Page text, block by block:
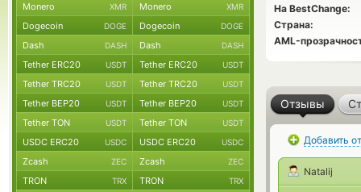
На BestChange:
Страна:
AML-
Отзывы
Добавить
Natalij
Monero XMR Monero XMR
Dogecoin DOGE Dogecoin DOGE
Dash DASH Dash DASH
Tether ERC20 USDT Tether ERC20 USDT
Tether TRC20 USDT Tether TRC20 USDT
Tether BEP20 USDT Tether BEP20 USDT
Tether TON USDT Tether TON USDT
USDC ERC20 USDC USDC ERC20 USDC
Zcash ZEC Zcash ZEC
TRON TRX TRON TRX